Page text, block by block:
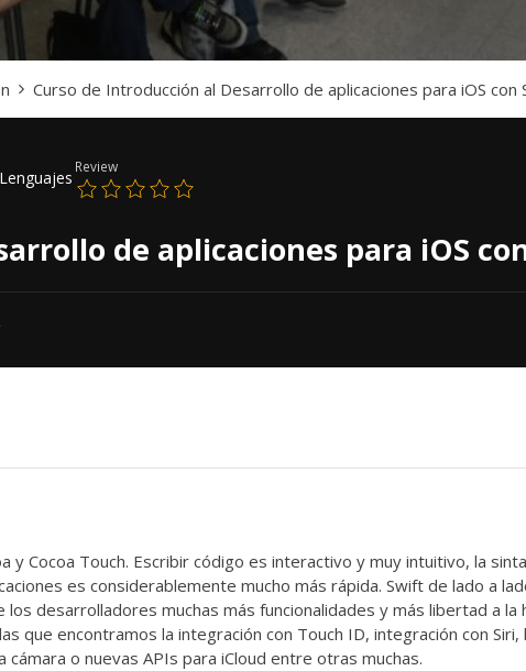
Curso de Introducción al Desarrollo de aplicaciones para iOS con
Lenguajes
Review
de aplicaciones para iOS
y Cocoa Touch. Escribir código es interactivo y muy intuitivo, la
es considerablemente mucho más rápida. Swift de lado a
desarrolladores muchas más funcionalidades y más libertad a la
que encontramos la integración con Touch ID, integración con Siri,
o nuevas APIs para iCloud entre otras muchas.